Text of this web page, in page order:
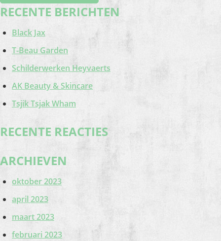
RECENTE BERICHTEN
Black Jax
T-Beau Garden
Schilderwerken Heyvaerts
AK Beauty & Skincare
Tsjik Tsjak Wham
RECENTE REACTIES
ARCHIEVEN
oktober 2023
april 2023
maart 2023
februari 2023